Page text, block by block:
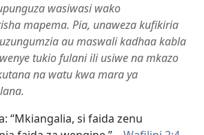
wasiwasi wako
mapema. Pia, unaweza kufikiria
au maswali kadhaa kabla
tukio fulani ili usiwe na mkazo
na watu kwa mara ya
“Mkiangalia, si faida zenu